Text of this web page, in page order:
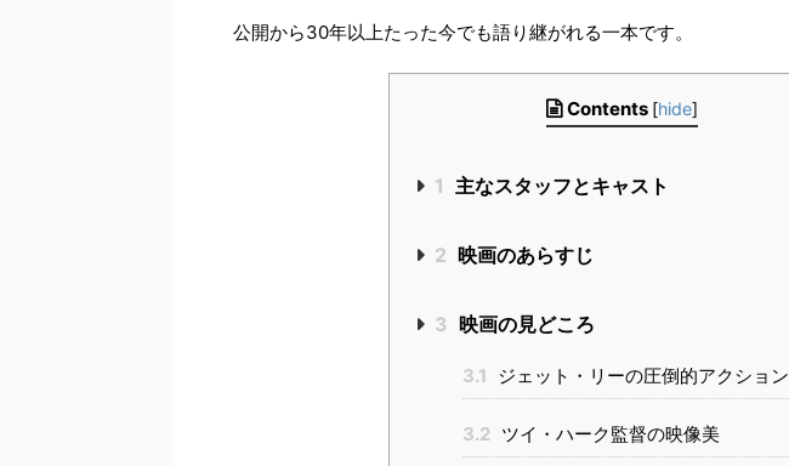
公開から30年以上たった今でも語り継がれる一本です。
Contents [hide]
1 主なスタッフとキャスト
2 映画のあらすじ
3 映画の見どころ
3.1 ジェット・リーの圧倒的アクション
3.2 ツイ・ハーク監督の映像美